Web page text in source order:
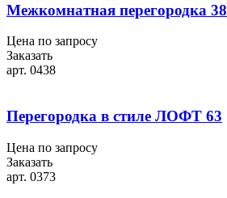
Межкомнатная перегородка 38
Цена по запросу
Заказать
арт. 0438
Перегородка в стиле ЛОФТ 63
Цена по запросу
Заказать
арт. 0373